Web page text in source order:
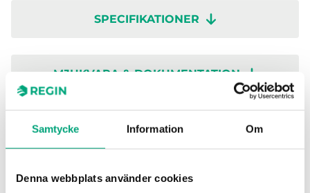
Samtycke Information Om
Denna webbplats använder cookies
SPECIFIKATIONER
MJUKVARA & DOKUMENTATION
Specifikationer